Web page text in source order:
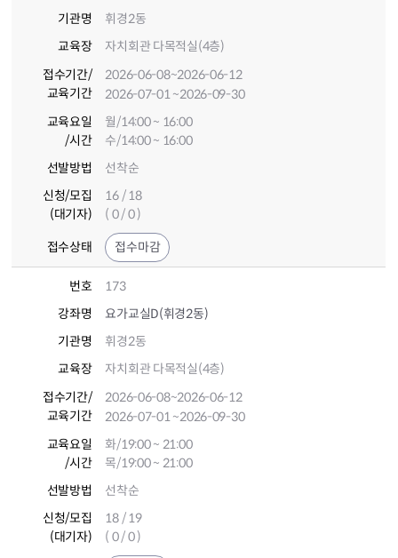
기관명
휘경2동
교육장
자치회관 다목적실(4층)
접수기간/
교육기간
2026-06-08~2026-06-12
2026-07-01~2026-09-30
교육요일
/시간
월/14:00 ~ 16:00
수/14:00 ~ 16:00
선발방법
선착순
신청/모집
(대기자)
16 / 18
( 0 / 0 )
접수상태 접수마감
번호
173
강좌명
요가교실D(휘경2동)
기관명
휘경2동
교육장
자치회관 다목적실(4층)
접수기간/
교육기간
2026-06-08~2026-06-12
2026-07-01~2026-09-30
교육요일
/시간
화/19:00 ~ 21:00
목/19:00 ~ 21:00
선발방법
선착순
신청/모집
(대기자)
18 / 19
( 0 / 0 )